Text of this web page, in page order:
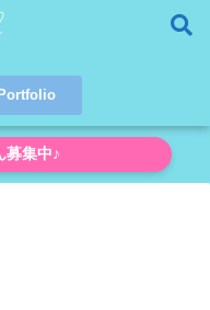
Portfolio
募集中♪